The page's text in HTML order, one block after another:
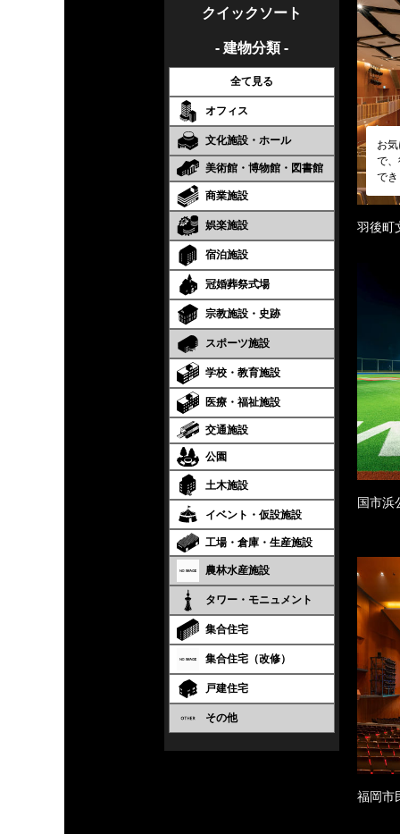
クイックソート
- 建物分類 -
全て見る
オフィス
文化施設・ホール
美術館・博物館・図書館
商業施設
娯楽施設
宿泊施設
冠婚葬祭式場
宗教施設・史跡
スポーツ施設
学校・教育施設
医療・福祉施設
交通施設
公園
土木施設
イベント・仮設施設
工場・倉庫・生産施設
農林水産施設
タワー・モニュメント
集合住宅
集合住宅（改修）
戸建住宅
その他
お
で
で
羽後
国市浜
福岡市